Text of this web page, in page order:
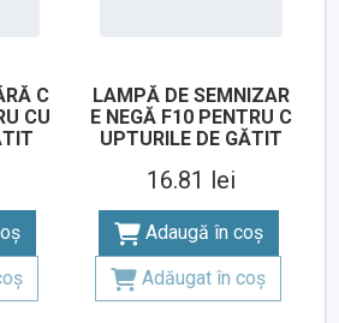
C
CU
LAMPĂ DE SEMNIZAR
E NEGĂ F10 PENTRU C
UPTURILE DE GĂTIT
16.81 lei
Adaugă în coș
Adăugat în coș